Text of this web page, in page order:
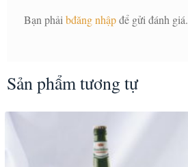
Bạn phảibđăng nhậpđể gửi đánh giá.
Sản phẩm tương tự